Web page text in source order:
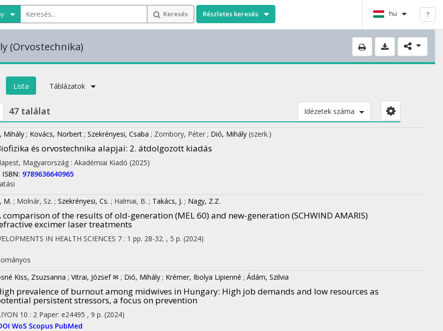
Keresés Részletes keresés hu ?
(Orvostechnika)
Lista Táblázatok
47 találat Idézetek száma
Mihály ; Kovács, Norbert ; Szekrényesi, Csaba ; Zombory, Péter ; Dió, Mihály (szerk.)
és orvostechnika alapjai: 2. átdolgozott kiadás
Magyarország : Akadémiai Kiadó (2025)
ISBN: 9789636640965
M. ; Molnár, Sz. ; Szekrényesi, Cs. ; Halmai, B. ; Takács, J. ; Nagy, Z.Z.
comparison of the results of old-generation (MEL 60) and new-generation (SCHWIND AMARIS)
excimer laser treatments
IN HEALTH SCIENCES 7 : 1 pp. 28-32. , 5 p. (2024)
Kiss, Zsuzsanna ; Vitrai, József ✉ ; Dió, Mihály ; Krémer, Ibolya Lipienné ; Ádám, Szilvia
prevalence of burnout among midwives in Hungary: High job demands and low resources as
persistent stressors, a focus on prevention
10 : 2 Paper: e24495 , 9 p. (2024)
WoS Scopus PubMed